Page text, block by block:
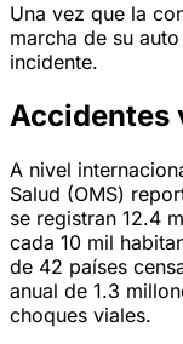
Una vez que la
marcha de su
incidente.
Accidentes
A nivel
Salud (OMS)
se registran 12.4
cada 10 mil
de 42 países
anual de 1.3
choques viales.